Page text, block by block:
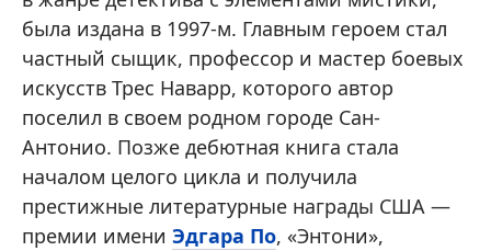
была издана в 1997-м. Главным героем стал
частный сыщик, профессор и мастер боевых
искусств Трес Наварр, которого автор
поселил в своем родном городе Сан-
Антонио. Позже дебютная книга стала
началом целого цикла и получила
престижные литературные награды США —
премии имени Эдгара По, «Энтони»,